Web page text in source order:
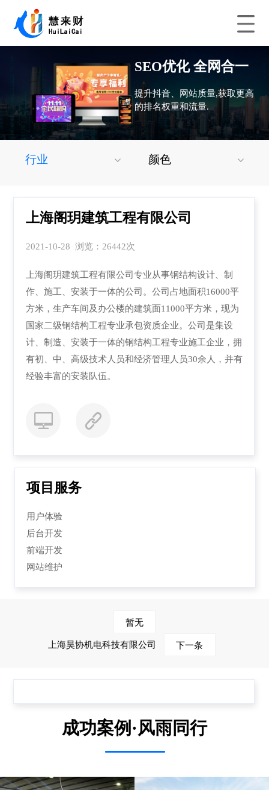
SEO优化 全网合一
提升抖音、网站质量,获取更高
的排名权重和流量.
行业 颜色
上海阁玥建筑工程有限公司
2021-10-28 浏览：26442次
上海阁玥建筑工程有限公司专业从事钢结构设计、制
作、施工、安装于一体的公司。公司占地面积16000平
方米，生产车间及办公楼的建筑面11000平方米，现为
国家二级钢结构工程专业承包资质企业。公司是集设
计、制造、安装于一体的钢结构工程专业施工企业，拥
有初、中、高级技术人员和经济管理人员30余人，并有
经验丰富的安装队伍。
项目服务
用户体验
后台开发
前端开发
网站维护
暂无
上海昊协机电科技有限公司 下一条
成功案例·风雨同行